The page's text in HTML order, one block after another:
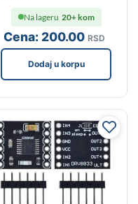
Cena: 200.00 RSD
Na lageru 20+ kom
Dodaj u korpu